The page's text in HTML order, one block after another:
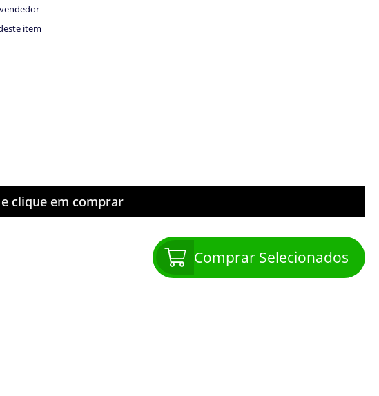
item
clique em comprar
Comprar Selecionados